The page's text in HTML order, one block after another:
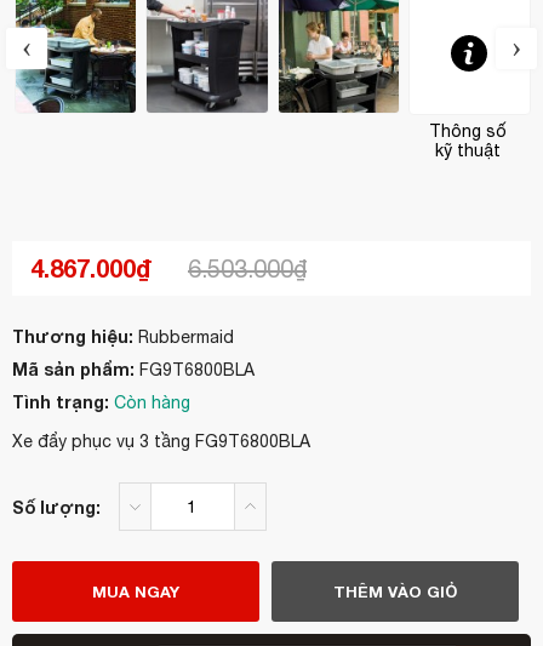
Thông số
kỹ thuật
‹ ›
4.867.000₫ 6.503.000₫
Thương hiệu: Rubbermaid
Mã sản phẩm: FG9T6800BLA
Tình trạng: Còn hàng
Xe đẩy phục vụ 3 tầng FG9T6800BLA
Số lượng:
MUA NGAY THÊM VÀO GIỎ